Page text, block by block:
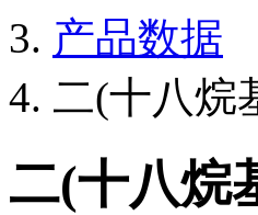
产品数据
二(十八烷
二(十八烷